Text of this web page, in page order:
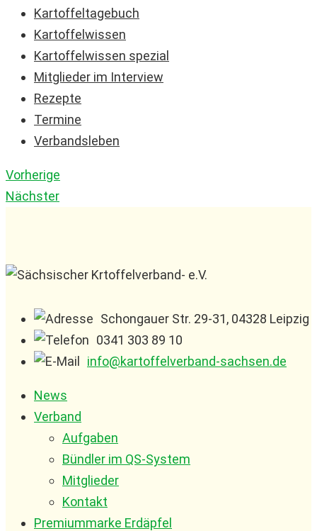
Kartoffeltagebuch
Kartoffelwissen
Kartoffelwissen spezial
Mitglieder im Interview
Rezepte
Termine
Verbandsleben
Vorherige
Nächster
Schongauer Str. 29-31, 04328 Leipzig
0341 303 89 10
info@kartoffelverband-sachsen.de
News
Verband
Aufgaben
Bündler im QS-System
Mitglieder
Kontakt
Premiummarke Erdäpfel